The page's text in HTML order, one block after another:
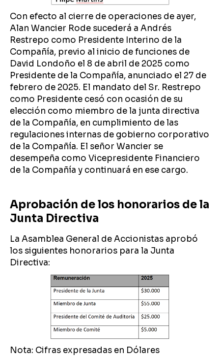
Con efecto al cierre de operaciones de ayer,
Alan Wancier Rode sucederá a Andrés
Restrepo como Presidente Interino de la
Compañía, previo al inicio de funciones de
David Londoño el 8 de abril de 2025 como
Presidente de la Compañía, anunciado el 27 de
febrero de 2025. El mandato del Sr. Restrepo
como Presidente cesó con ocasión de su
elección como miembro de la junta directiva
de la Compañía, en cumplimiento de las
regulaciones internas de gobierno corporativo
de la Compañía. El señor Wancier se
desempeña como Vicepresidente Financiero
de la Compañía y continuará en ese cargo.
Aprobación de los honorarios de la
Junta Directiva
La Asamblea General de Accionistas aprobó
los siguientes honorarios para la Junta
Directiva:
Nota: Cifras expresadas en Dólares